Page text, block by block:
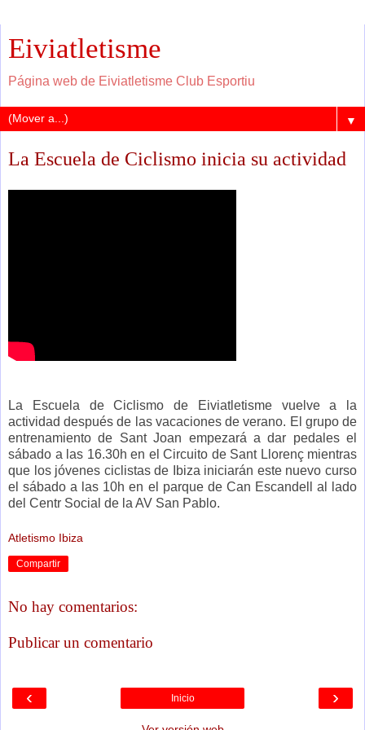
Eiviatletisme
Página web de Eiviatletisme Club Esportiu
▼
La Escuela de Ciclismo inicia su actividad
La Escuela de Ciclismo de Eiviatletisme vuelve a la
actividad después de las vacaciones de verano. El grupo de
entrenamiento de Sant Joan empezará a dar pedales el
sábado a las 16.30h en el Circuito de Sant Llorenç mientras
que los jóvenes ciclistas de Ibiza iniciarán este nuevo curso
el sábado a las 10h en el parque de Can Escandell al lado
del Centr Social de la AV San Pablo.
Atletismo Ibiza
Compartir
No hay comentarios:
Publicar un comentario
‹ ›
Inicio